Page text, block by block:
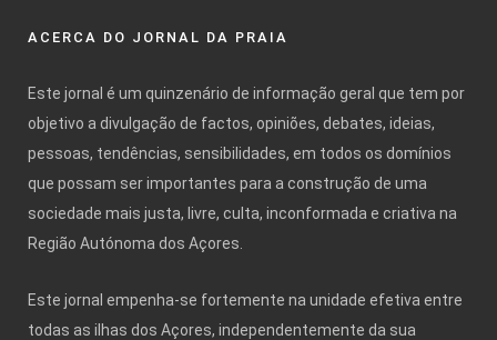
ACERCA DO JORNAL DA PRAIA
Este jornal é um quinzenário de informação geral que tem por
objetivo a divulgação de factos, opiniões, debates, ideias,
pessoas, tendências, sensibilidades, em todos os domínios
que possam ser importantes para a construção de uma
sociedade mais justa, livre, culta, inconformada e criativa na
Região Autónoma dos Açores.
Este jornal empenha-se fortemente na unidade efetiva entre
todas as ilhas dos Açores, independentemente da sua